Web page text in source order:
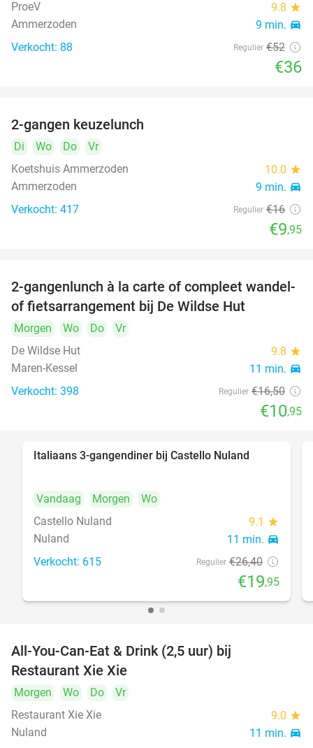
ProeV 9.8 star
Ammerzoden 9 min. directions_car
Verkocht: 88 Regulier €52
€36
2-gangen keuzelunch
Di Wo Do
Vr
Koetshuis Ammerzoden
10.0 star
Ammerzoden 9 min. directions_car
Verkocht: 417 Regulier €16
€9,95
34%
2-gangenlunch à la carte of compleet wandel-
of fietsarrangement bij De Wildse Hut
Morgen Wo Do
Vr
De Wildse Hut
9.8 star
Maren-Kessel 11 min. directions_car
Verkocht: 398 Regulier €16,50
€10,95
Italiaans 3-gangendiner bij Castello Nuland
Vandaag Morgen
Wo
Castello Nuland
9.1 star
Nuland 11 min. directions_car
Verkocht: 615 Regulier €26,40
€19,95
All-You-Can-Eat & Drink (2,5 uur) bij
Restaurant Xie Xie
Morgen Wo Do
Vr
Restaurant Xie Xie
9.0 star
Nuland 11 min. directions_car